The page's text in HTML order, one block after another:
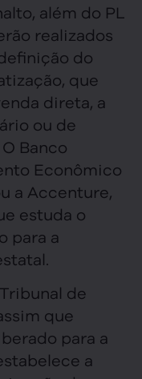
além do PL
realizados
do
que
direta, a
ou de
Banco
Econômico
a Accenture,
estuda o
para a
de
que
para a
a